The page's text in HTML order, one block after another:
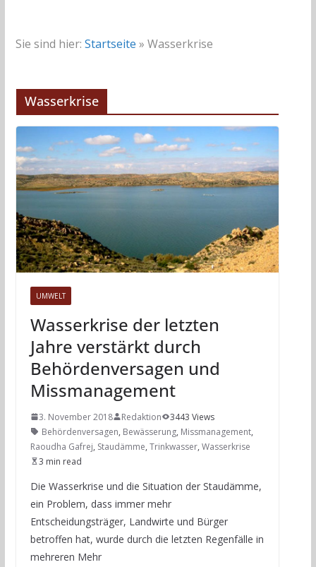
Sie sind hier: Startseite » Wasserkrise
Wasserkrise
UMWELT
Wasserkrise der letzten
Jahre verstärkt durch
Behördenversagen und
Missmanagement
3. November 2018 Redaktion
3443 Views
Behördenversagen, Bewässerung, Missmanagement,
Raoudha Gafrej, Staudämme, Trinkwasser, Wasserkrise
3 min read
Die Wasserkrise und die Situation der Staudämme,
ein Problem, dass immer mehr
Entscheidungsträger, Landwirte und Bürger
betroffen hat, wurde durch die letzten Regenfälle in
mehreren Mehr